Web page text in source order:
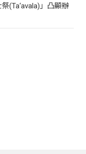
(Ta‘avala)」凸顯辦